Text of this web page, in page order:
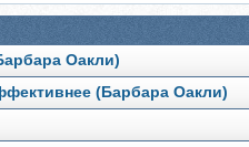
Оакли)
(Барбара Оакли)